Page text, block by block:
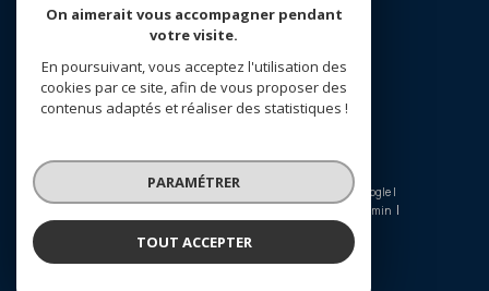
Nous suivre sur
© 2026 | Tous droits réservés | Traduction powered by Google |
Admin
On aimerait vous accompagner pendant
votre visite.
En poursuivant, vous acceptez l'utilisation des
cookies par ce site, afin de vous proposer des
contenus adaptés et réaliser des statistiques !
PARAMÉTRER
TOUT ACCEPTER